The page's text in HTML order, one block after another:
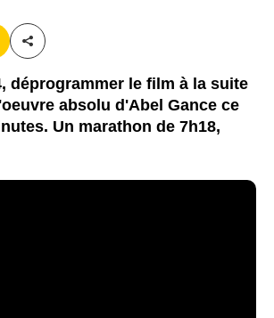
Partager cet article
déprogrammer le film à la suite
absolu d'Abel Gance ce
Un marathon de 7h18,